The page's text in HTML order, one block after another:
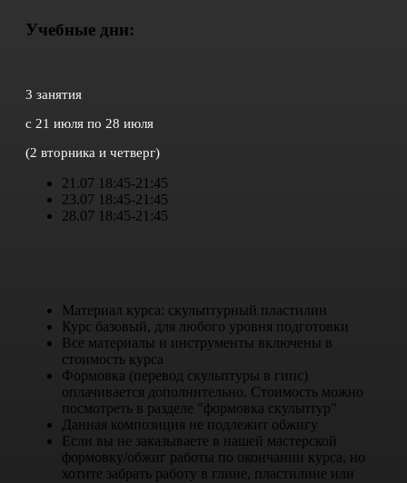
Учебные дни:
3 занятия
с 21 июля по 28 июля
(2 вторника и четверг)
21.07 18:45-21:45
23.07 18:45-21:45
28.07 18:45-21:45
Материал курса: скульптурный пластилин
Курс базовый, для любого уровня подготовки
Все материалы и инструменты включены в
стоимость курса
Формовка (перевод скульптуры в гипс)
оплачивается дополнительно. Стоимость можно
посмотреть в разделе "формовка скульптур"
Данная композиция не подлежит обжигу
Если вы не заказываете в нашей мастерской
формовку/обжиг работы по окончании курса, но
хотите забрать работу в глине, пластилине или